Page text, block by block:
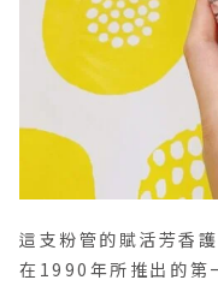
這支粉管的賦活芳香
在1990年所推出的第